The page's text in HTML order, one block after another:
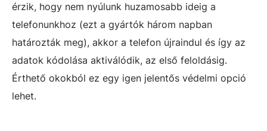
érzik, hogy nem nyúlunk huzamosabb ideig a
telefonunkhoz (ezt a gyártók három napban
határozták meg), akkor a telefon újraindul és így az
adatok kódolása aktiválódik, az első feloldásig.
Érthető okokból ez egy igen jelentős védelmi opció
lehet.